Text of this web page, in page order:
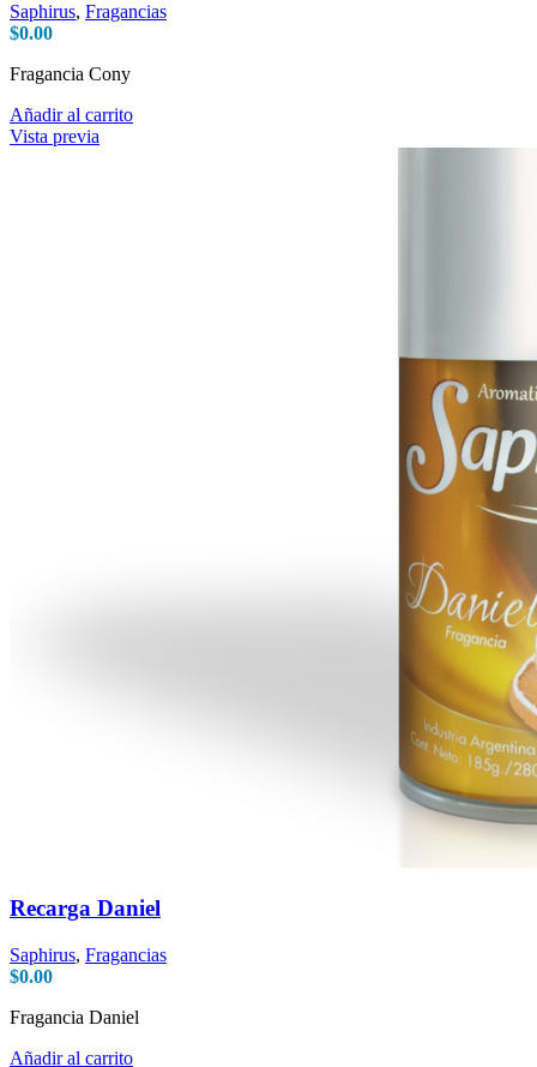
Saphirus, Fragancias
$0.00
Fragancia Cony
Añadir al carrito
Vista previa
Recarga Daniel
Saphirus, Fragancias
$0.00
Fragancia Daniel
Añadir al carrito